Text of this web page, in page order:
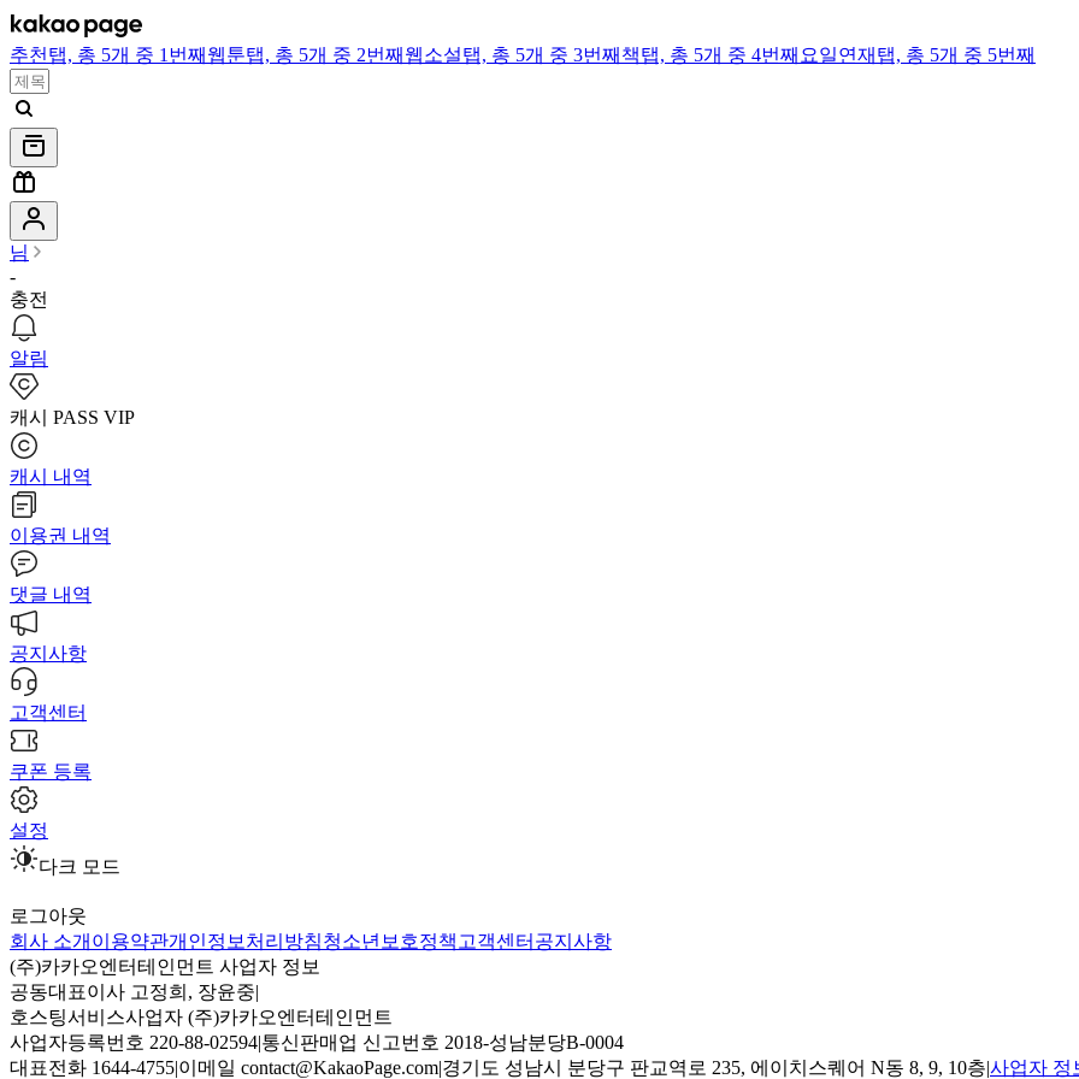
추천 탭, 총 5개 중 1번째 웹툰탭, 총 5개 중 2번째 웹소설탭, 총 5개 중 3번째 책탭, 총 5개 중 4번째 요일연재 탭, 총 5개 중 5번째
님
-
충전
알림
캐시 PASS VIP
캐시 내역
이용권 내역
댓글 내역
공지사항
고객센터
쿠폰 등록
설정
다크 모드
로그아웃
회사 소개 이용약관개인정보처리방침청소년보호정책 고객센터 공지사항
(주)카카오엔터테인먼트 사업자 정보
공동대표이사 고정희, 장윤중|
호스팅서비스사업자 (주)카카오엔터테인먼트
사업자등록번호 220-88-02594|통신판매업 신고번호 2018-성남분당B-0004
대표전화 1644-4755|이메일 contact@KakaoPage.com|경기도 성남시 분당구 판교역로 235, 에이치스퀘어 N동 8, 9, 10층|사업자 정